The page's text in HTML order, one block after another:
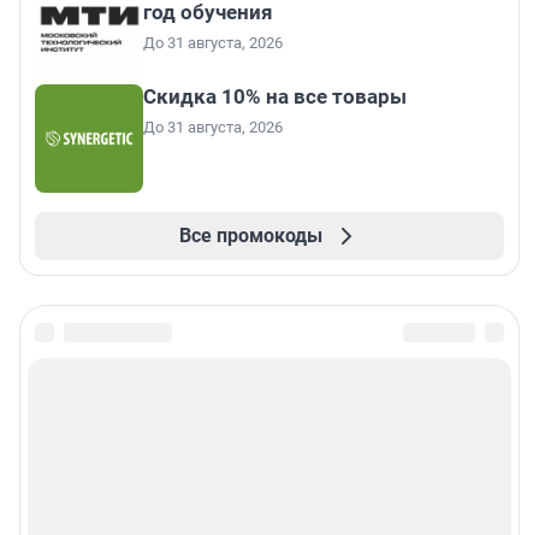
год обучения
До 31 августа, 2026
Скидка 10% на все товары
До 31 августа, 2026
Все промокоды